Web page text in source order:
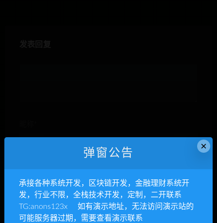
E-mail*
网站
×
弹窗公告
承接各种系统开发，区块链开发，金融理财系统开
发，行业不限，全栈技术开发，定制，二开联系
TG:anons123x 如有演示地址，无法访问演示站的
可能服务器过期，需要查看演示联系